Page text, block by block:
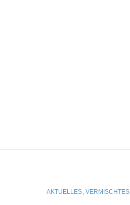
AKTUELLES VERMISCHTES